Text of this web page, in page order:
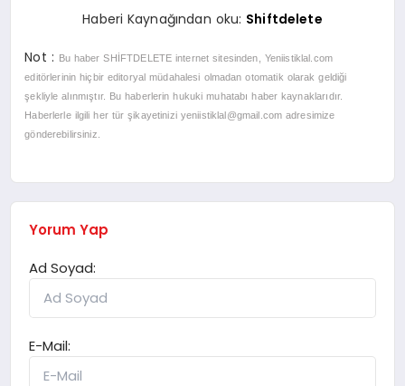
Haberi Kaynağından oku: Shiftdelete
Not : Bu haber SHİFTDELETEinternet sitesinden, Yeniistiklal.com
editörlerinin hiçbir editoryal müdahalesi olmadan otomatik olarak geldiği
şekliyle alınmıştır. Bu haberlerin hukuki muhatabı haber kaynaklarıdır.
Haberlerle ilgili her tür şikayetinizi yeniistiklal@gmail.com adresimize
gönderebilirsiniz.
Yorum Yap
Ad Soyad:
E-Mail: